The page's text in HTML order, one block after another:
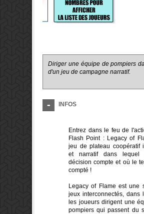
Diriger une équipe de pompiers
d'un jeu de campagne narratif.
INFOS
Entrez dans le feu de
Flash Point : Legacy of
jeu de plateau coopératif
et narratif dans lequel
décision compte et où le
compté !
Legacy of Flame est une
jeux interconnectés, dans
les joueurs dirigent une
pompiers qui passent du